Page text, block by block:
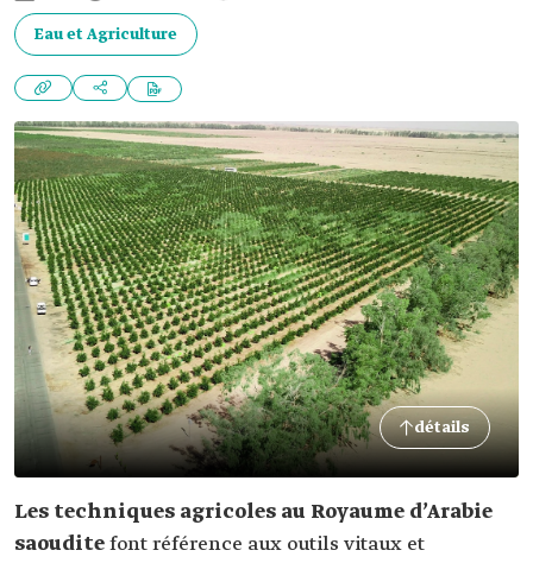
Eau et Agriculture
détails
Les techniques agricoles au Royaume d’Arabie
saouditefont référence aux outils vitaux et